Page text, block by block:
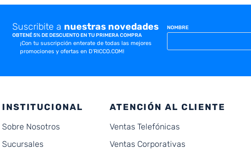
Suscribite a nuestras novedades
OBTENÉ 5% DE DESCUENTO EN TU PRIMERA COMPRA
¡Con tu suscripción enterate de todas las mejores
promociones y ofertas en D'RICCO.COM!
NOMBRE
INSTITUCIONAL
Sobre Nosotros
Sucursales
ATENCIÓN AL CLIENTE
Ventas Telefónicas
Ventas Corporativas